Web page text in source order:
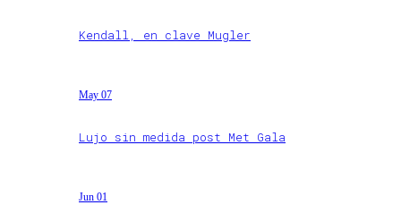
Kendall, en clave Mugler
May 07
Lujo sin medida post Met Gala
Jun 01